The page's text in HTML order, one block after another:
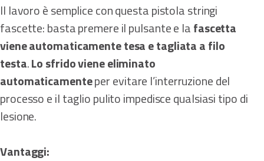
Il lavoro è semplice con questa pistola stringi
fascette: basta premere il pulsante e lafascetta
viene automaticamente tesa e tagliata a filo
testa.Lo sfrido viene eliminato
automaticamenteper evitare l’interruzione del
processo e il taglio pulito impedisce qualsiasi tipo di
lesione.
Vantaggi: